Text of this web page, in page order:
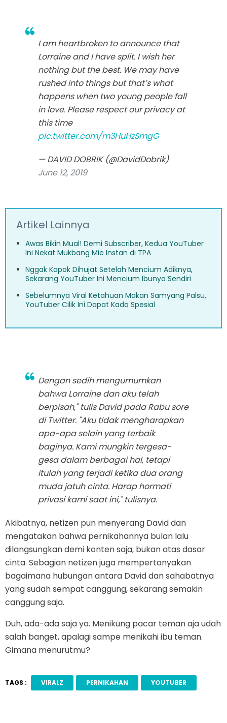
I am heartbroken to announce that
Lorraine and I have split. I wish her
nothing but the best. We may have
rushed into things but that’s what
happens when two young people fall
in love. Please respect our privacy at
this time
pic.twitter.com/m3HuHzSmgG
— DAVID DOBRIK (@DavidDobrik)
June 12, 2019
Artikel Lainnya
Awas Bikin Mual! Demi Subscriber, Kedua YouTuber
Ini Nekat Mukbang Mie Instan di TPA
Nggak Kapok Dihujat Setelah Mencium Adiknya,
Sekarang YouTuber Ini Mencium Ibunya Sendiri
Sebelumnya Viral Ketahuan Makan Samyang Palsu,
YouTuber Cilik Ini Dapat Kado Spesial
Dengan sedih mengumumkan
bahwa Lorraine dan aku telah
berpisah," tulis David pada Rabu sore
di Twitter. "Aku tidak mengharapkan
apa-apa selain yang terbaik
baginya. Kami mungkin tergesa-
gesa dalam berbagai hal, tetapi
itulah yang terjadi ketika dua orang
muda jatuh cinta. Harap hormati
privasi kami saat ini," tulisnya.
Akibatnya, netizen pun menyerang David dan
mengatakan bahwa pernikahannya bulan lalu
dilangsungkan demi konten saja, bukan atas dasar
cinta. Sebagian netizen juga mempertanyakan
bagaimana hubungan antara David dan sahabatnya
yang sudah sempat canggung, sekarang semakin
canggung saja.
Duh, ada-ada saja ya. Menikung pacar teman aja udah
salah banget, apalagi sampe menikahi ibu teman.
Gimana menurutmu?
TAGS : VIRALZ PERNIKAHAN YOUTUBER